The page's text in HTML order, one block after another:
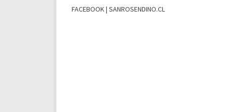
FACEBOOK | SANROSENDINO.CL